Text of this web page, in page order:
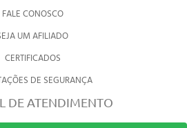
FALE CONOSCO
UM AFILIADO
CERTIFICADOS
DE SEGURANÇA
DE ATENDIMENTO